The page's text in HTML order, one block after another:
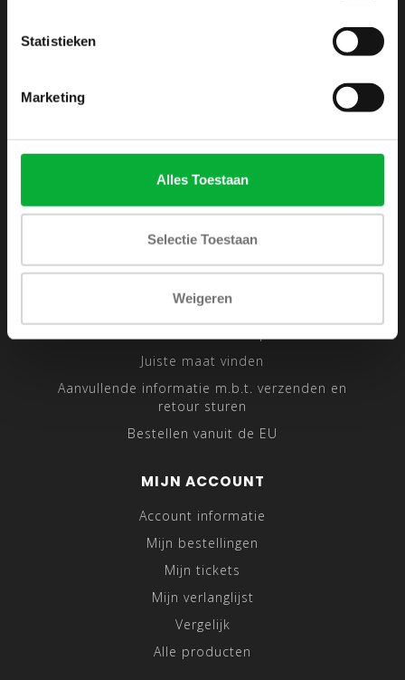
Statistieken
Marketing
Alles Toestaan
Selectie Toestaan
Weigeren
Disclaimer
Privacy Policy
Sitemap
Traveling Tailor
Juiste maat vinden
Aanvullende informatie m.b.t. verzenden en
retour sturen
Bestellen vanuit de EU
MIJN ACCOUNT
Account informatie
Mijn bestellingen
Mijn tickets
Mijn verlanglijst
Vergelijk
Alle producten